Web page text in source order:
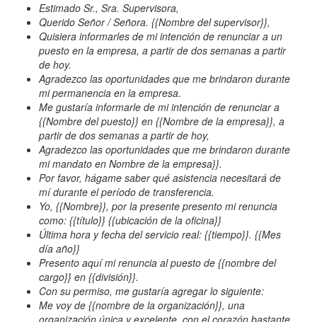
Estimado Sr., Sra. Supervisora,
Querido Señor / Señora. {{Nombre del supervisor}},
Quisiera informarles de mi intención de renunciar a un
puesto en la empresa, a partir de dos semanas a partir
de hoy.
Agradezco las oportunidades que me brindaron durante
mi permanencia en la empresa.
Me gustaría informarle de mi intención de renunciar a
{{Nombre del puesto}} en {{Nombre de la empresa}}, a
partir de dos semanas a partir de hoy,
Agradezco las oportunidades que me brindaron durante
mi mandato en Nombre de la empresa}}.
Por favor, hágame saber qué asistencia necesitará de
mí durante el período de transferencia.
Yo, {{Nombre}}, por la presente presento mi renuncia
como: {{título}} {{ubicación de la oficina}}
Última hora y fecha del servicio real: {{tiempo}}. {{Mes
día año}}
Presento aquí mi renuncia al puesto de {{nombre del
cargo}} en {{división}}.
Con su permiso, me gustaría agregar lo siguiente:
Me voy de {{nombre de la organización}}, una